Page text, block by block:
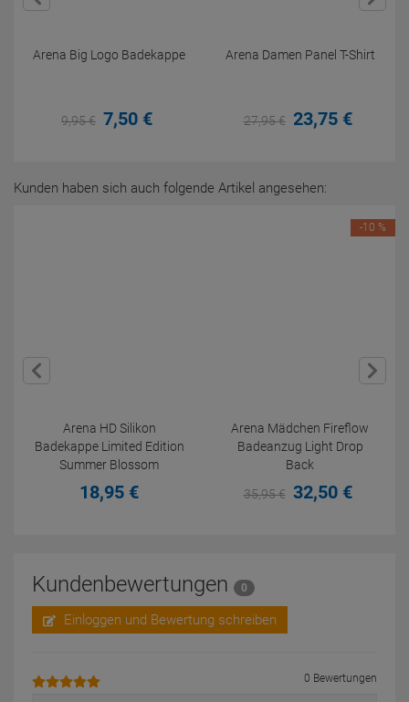
Arena Big Logo Badekappe
9,95€ 7,50 €
Arena Damen Panel T-Shirt
27,95€ 23,75 €
Kunden haben sich auch folgende Artikel angesehen:
Arena HD Silikon
Badekappe Limited Edition
Summer Blossom
18,95 €
Arena Mädchen Fireflow
Badeanzug Light Drop
Back
35,95€ 32,50 €
-10 %
Kundenbewertungen 0
Einloggen und Bewertung schreiben
0 Bewertungen